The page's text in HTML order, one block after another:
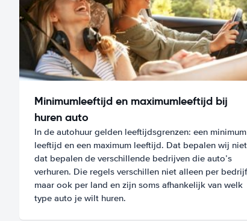
Minimumleeftijd en maximumleeftijd bij
huren auto
In de autohuur gelden leeftijdsgrenzen: een minimum
leeftijd en een maximum leeftijd. Dat bepalen wij
dat bepalen de verschillende bedrijven die auto’s
verhuren. Die regels verschillen niet alleen per
maar ook per land en zijn soms afhankelijk van welk
type auto je wilt huren.